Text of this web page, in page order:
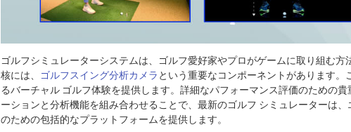
ゴルフシミュレーターシステムは、ゴルフ愛好家やプロがゲームに取り組む方
核には、 ゴルフスイング分析カメラ という重要なコンポーネントがあります
るバーチャル ゴルフ体験を提供します。詳細なパフォーマンス評価のための
ーションと分析機能を組み合わせることで、最新のゴルフ シミュレーターは
のための包括的なプラットフォームを提供します。